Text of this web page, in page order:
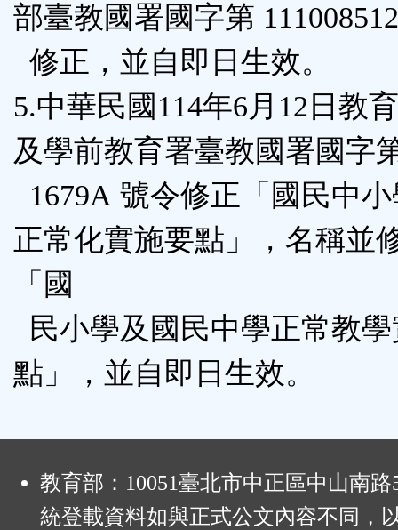
部臺教國署國字第
修正，並自即日生效。
5.中華民國114年6月12日教
及學前教育署臺教國署國字
1679A 號令修正「國民中
正常化實施要點」，名稱並
「國
民小學及國民中學正常教
點」，並自即日生效。
教育部：10051臺北市中正區中山南
統登載資料如與正式公文內容不同，